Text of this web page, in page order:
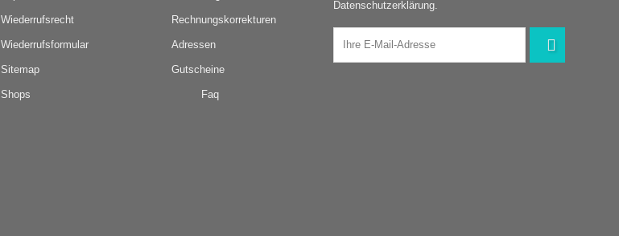
Wiederrufsrecht
Wiederrufsformular
Sitemap
Shops
Rechnungskorrekturen
Adressen
Gutscheine
Faq
Datenschutzerklärung.